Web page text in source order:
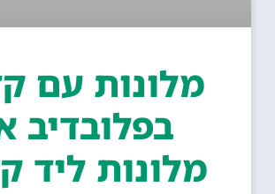
מלונות עם קזינו
בפלובדיב או
מלונות ליד קזינו